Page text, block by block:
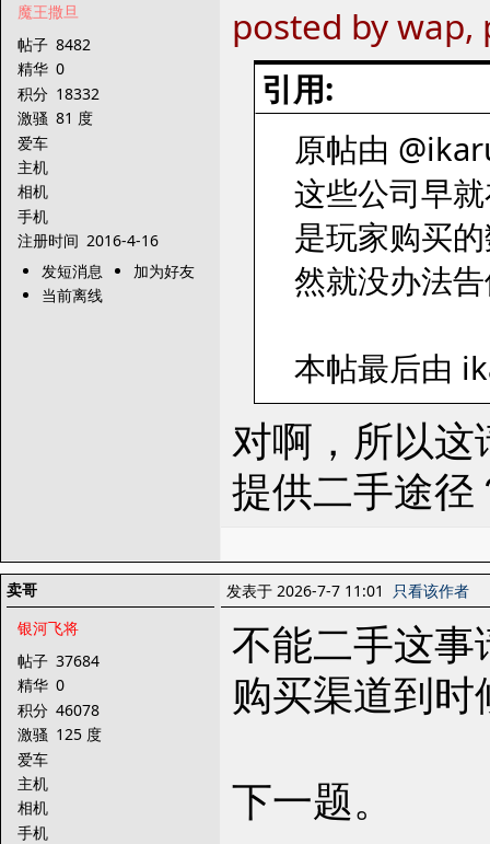
魔王撒旦
帖子 8482
精华 0
积分 18332
激骚 81 度
爱车
主机
相机
手机
注册时间 2016-4-16
发短消息
加为好友
当前离线
posted by
引用:
原帖由
这些公司早
是玩家购买
然就没办法
本帖最后由
对啊，所以
提供二手途径
卖哥
银河飞将
帖子 37684
精华 0
积分 46078
激骚 125 度
爱车
主机
相机
手机
发表于 2026-7-7 11:01 只看该作者
不能二手这
购买渠道到
下一题。